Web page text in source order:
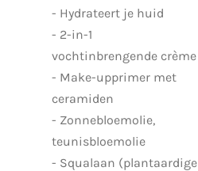
- Hydrateert je huid
- 2-in-1
vochtinbrengende crème
- Make-upprimer met
ceramiden
- Zonnebloemolie,
teunisbloemolie
- Squalaan (plantaardige